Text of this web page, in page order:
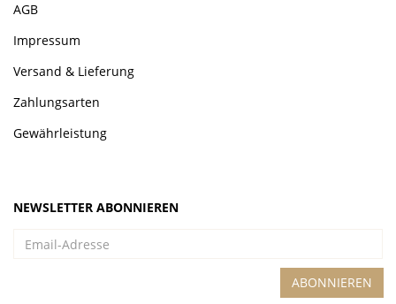
AGB
Impressum
Versand & Lieferung
Zahlungsarten
Gewährleistung
NEWSLETTER ABONNIEREN
Adresse
ABONNIEREN